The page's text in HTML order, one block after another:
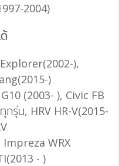
2004)
),
)
(2003- ), Civic FB
กรุ่น, HRV HR-V(2015-
WRX
- )